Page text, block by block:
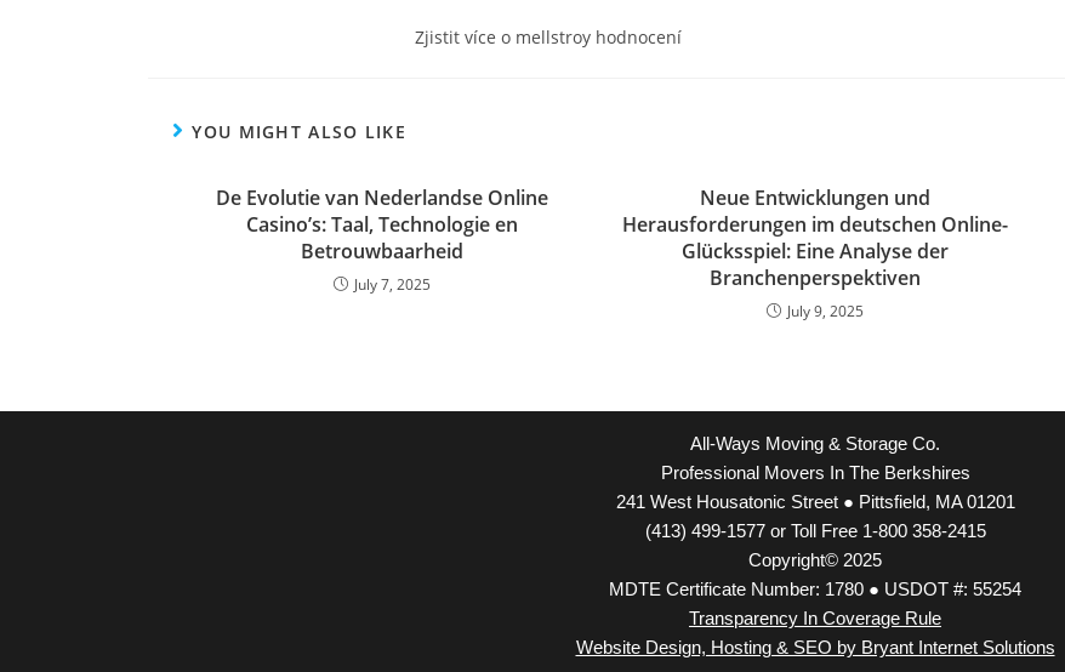
Zjistit více o mellstroy hodnocení
YOU MIGHT ALSO LIKE
De Evolutie van Nederlandse Online
Casino’s: Taal, Technologie en
Betrouwbaarheid
July 7, 2025
Neue Entwicklungen und
Herausforderungen im deutschen Online-
Glücksspiel: Eine Analyse der
Branchenperspektiven
July 9, 2025
All-Ways Moving & Storage Co.
Professional Movers In The Berkshires
241 West Housatonic Street ● Pittsfield, MA 01201
(413) 499-1577 or Toll Free 1-800 358-2415
Copyright© 2025
MDTE Certificate Number: 1780 ● USDOT #: 55254
Transparency In Coverage Rule
Website Design, Hosting & SEO by Bryant Internet Solutions